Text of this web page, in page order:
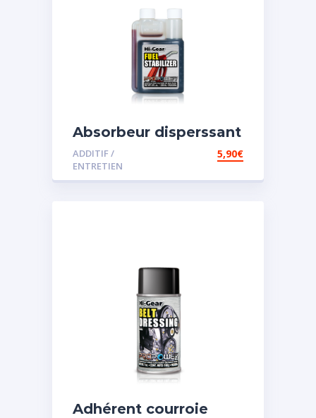
Absorbeur disperssant
d’eau pour carburant
ADDITIF /
ENTRETIEN
5,90€
Adhérent courroie